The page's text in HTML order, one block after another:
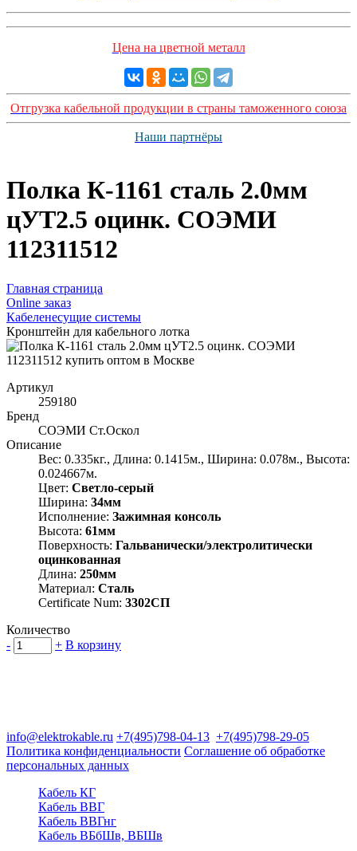
Цена на цветной металл
Отгрузка кабельной продукции в страны таможенного союза
Наши партнёры
Полка К-1161 сталь 2.0мм
цУТ2.5 оцинк. СОЭМИ
112311512
Главная страница
Оnline заказ
Кабеленесущие системы
Кронштейн для кабельного лотка
Артикул
259180
Бренд
СОЭМИ Ст.Оскол
Описание
Вес: 0.335кг., Длина: 0.1415м., Ширина: 0.078м., Высота:
0.024667м.
Цвет: Светло-серый
Ширина: 34мм
Исполнение: Зажимная консоль
Высота: 61мм
Поверхность: Гальванически/электролитически
оцинкованная
Длина: 250мм
Материал: Сталь
Certificate Num: 3302СП
Количество
-
+ В корзину
info@elektrokable.ru +7(495)798-04-13 +7(495)798-29-05
Политика конфиденциальности Соглашение об обработке
персональных данных
Кабель КГ
Кабель ВВГ
Кабель ВВГнг
Кабель ВБбШв, ВБШв